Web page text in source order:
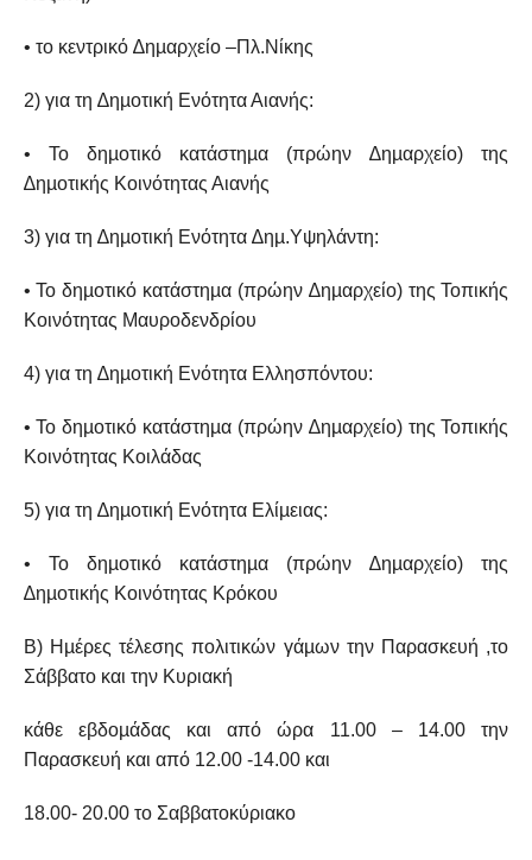
• το κεντρικό ∆ηµαρχείο –Πλ.Νίκης
2) για τη ∆ηµοτική Ενότητα Αιανής:
• Το δηµοτικό κατάστηµα (πρώην ∆ηµαρχείο) της
∆ηµοτικής Κοινότητας Αιανής
3) για τη ∆ηµοτική Ενότητα ∆ηµ.Υψηλάντη:
• Το δηµοτικό κατάστηµα (πρώην ∆ηµαρχείο) της Τοπικής
Κοινότητας Μαυροδενδρίου
4) για τη ∆ηµοτική Ενότητα Ελλησπόντου:
• Το δηµοτικό κατάστηµα (πρώην ∆ηµαρχείο) της Τοπικής
Κοινότητας Κοιλάδας
5) για τη ∆ηµοτική Ενότητα Ελίµειας:
• Το δηµοτικό κατάστηµα (πρώην ∆ηµαρχείο) της
∆ηµοτικής Κοινότητας Κρόκου
Β) Ηµέρες τέλεσης πολιτικών γάµων την Παρασκευή ,το
Σάββατο και την Κυριακή
κάθε εβδοµάδας και από ώρα 11.00 – 14.00 την
Παρασκευή και από 12.00 -14.00 και
18.00- 20.00 το Σαββατοκύριακο